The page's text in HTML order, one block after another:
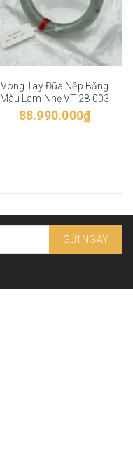
Vòng Tay Đũa Nếp Băng
Màu Lam Nhẹ VT-28-003
88.990.000₫
GỬI NGAY